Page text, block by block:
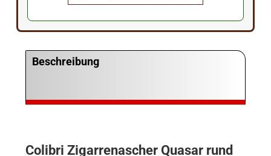
Beschreibung
Colibri Zigarrenascher Quasar rund